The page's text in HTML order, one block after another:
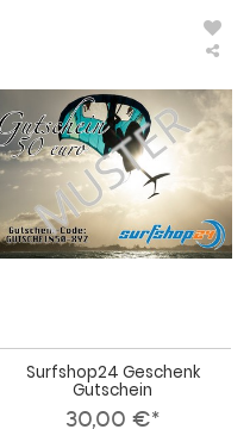
Surfshop24 Geschenk
Gutschein
30,00 €*